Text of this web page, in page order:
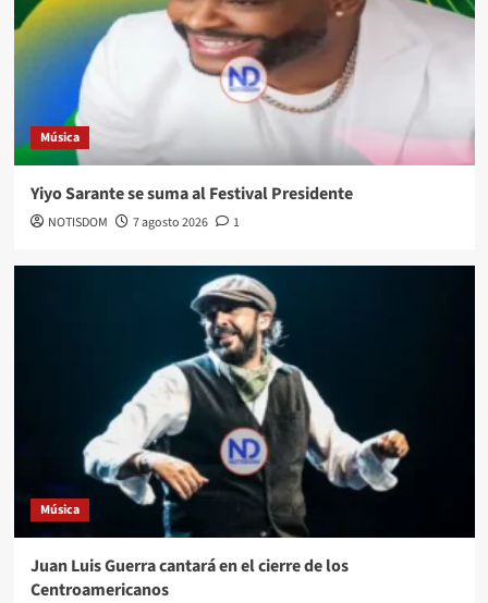
Música
Yiyo Sarante se suma al Festival Presidente
NOTISDOM 7 agosto 2026 1
Música
Juan Luis Guerra cantará en el cierre de los
Centroamericanos